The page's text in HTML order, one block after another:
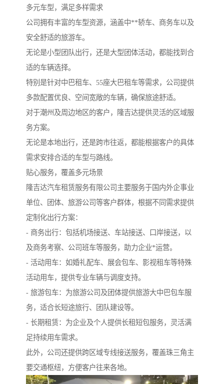
多元车型，满足多样需求
公司拥有丰富的车型资源，涵盖中**轿车、商务车以及
安全舒适的旅游车。
无论是小型团队出行，还是大型团体活动，都能找到合
适的车辆选择。
特别是针对中巴租车、55座大巴租车等需求，公司提供
多款配置优良、空间宽敞的车辆，确保旅途舒适。
对于潮州及周边地区的客户，隆吉达提供灵活的区域服
务方案。
无论是本地出行，还是跨市往返，都能根据客户的具体
需求安排合适的车型与路线。
贴心服务，覆盖多元场景
隆吉达汽车租赁服务有限公司主要服务于国内外企事业
单位、团体、旅游公司等客户群体，根据不同需求提供
定制化出行方案：
- 商务出行：包括机场接送、车站接送、口岸接送，以
及商务考察、公司班车等服务，助力企业*运营。
- 活动用车：如婚礼配车、展会包车、影视租车等特殊
活动用车，提供专业车辆与调度支持。
- 旅游包车：为旅游公司及团体提供旅游大中巴包车服
务，适合长短途旅行、团队建设等。
- 长期租赁：为企业及个人提供长租短包服务，灵活满
足持续用车需求。
此外，公司还提供跨区域专线接送服务，覆盖珠三角主
要交通枢纽，方便客户往来各地。